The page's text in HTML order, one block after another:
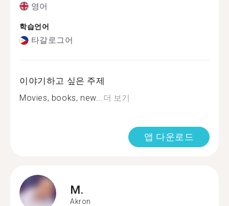
영어
학습언어
타갈로그어
이야기하고 싶은 주제
Movies, books, new...더 보기
앱 다운로드
M.
Akron